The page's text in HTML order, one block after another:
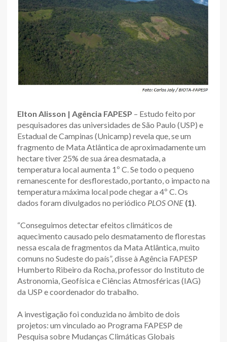
Elton Alisson | Agência FAPESP – Estudo feito por
pesquisadores das universidades de São Paulo (USP) e
Estadual de Campinas (Unicamp) revela que, se um
fragmento de Mata Atlântica de aproximadamente um
hectare tiver 25% de sua área desmatada, a
temperatura local aumenta 1º C. Se todo o pequeno
remanescente for desflorestado, portanto, o impacto na
temperatura máxima local pode chegar a 4º C. Os
dados foram divulgados no periódico PLOS ONE (1).
“Conseguimos detectar efeitos climáticos de
aquecimento causado pelo desmatamento de florestas
nessa escala de fragmentos da Mata Atlântica, muito
comuns no Sudeste do país”, disse à Agência FAPESP
Humberto Ribeiro da Rocha, professor do Instituto de
Astronomia, Geofísica e Ciências Atmosféricas (IAG)
da USP e coordenador do trabalho.
A investigação foi conduzida no âmbito de dois
projetos: um vinculado ao Programa FAPESP de
Pesquisa sobre Mudanças Climáticas Globais